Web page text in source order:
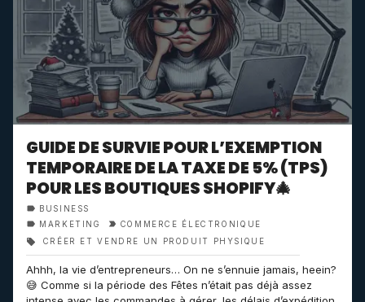
GUIDE DE SURVIE POUR L’EXEMPTION
TEMPORAIRE DE LA TAXE DE 5% (TPS)
POUR LES BOUTIQUES SHOPIFY🎄
BUSINESS
MARKETING
COMMERCE ÉLECTRONIQUE
CRÉER ET VENDRE UN PRODUIT PHYSIQUE
Ahhh, la vie d’entrepreneurs… On ne s’ennuie jamais, heein?
😅 Comme si la période des Fêtes n’était pas déjà assez